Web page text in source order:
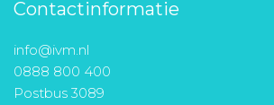
Contactinformatie
info@ivm.nl
0888 800 400
Postbus 3089